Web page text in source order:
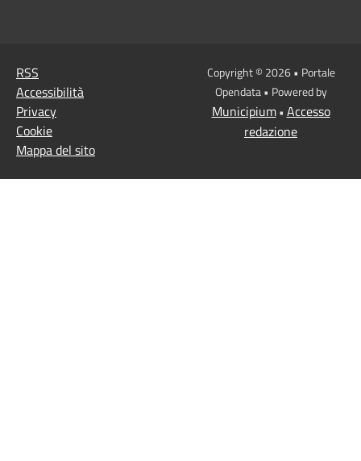
RSS
Accessibilità
Privacy
Cookie
Mappa del sito
Copyright © 2026 • Portale
Opendata • Powered by
Municipium• Accesso
redazione